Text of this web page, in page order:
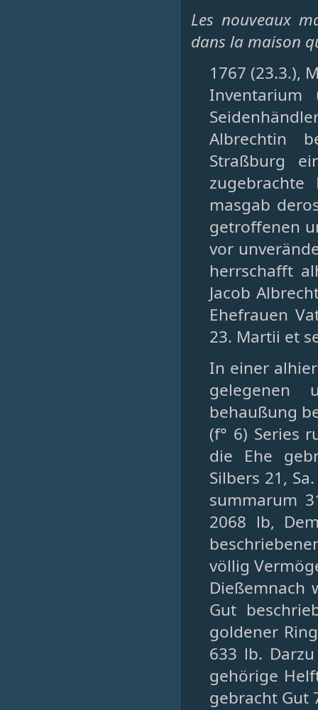
Les nouveaux
dans la maison
1767 (23.3.),
Inventarium
Albrechtin
Straßburg
masgab
getroffenen
vor
herrschafft
Jacob
Ehefrauen
23. Martii et
In einer
gelegenen
behaußung
(f° 6) Series
die Ehe
Silbers 21,
summarum
2068 lb,
völlig
Dießemnach
Gut
goldener
633 lb.
gehörige
gebracht Gut